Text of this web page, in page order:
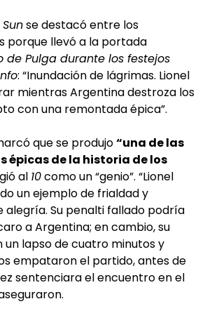
se destacó entre los
porque llevó a la portada
de Pulga durante los festejos
: “Inundación de lágrimas. Lionel
mientras Argentina destroza los
con una remontada épica”.
que se produjo“una de las
épicas de la historia de los
al 10como un “genio”. “Lionel
un ejemplo de frialdad y
alegría. Su penalti fallado podría
a Argentina; en cambio, su
un lapso de cuatro minutos y
empataron el partido, antes de
sentenciara el encuentro en el